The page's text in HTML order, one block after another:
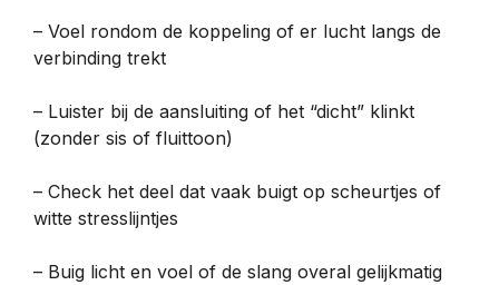
– Voel rondom de koppeling of er lucht langs de
verbinding trekt
– Luister bij de aansluiting of het “dicht” klinkt
(zonder sis of fluittoon)
– Check het deel dat vaak buigt op scheurtjes of
witte stresslijntjes
– Buig licht en voel of de slang overal gelijkmatig